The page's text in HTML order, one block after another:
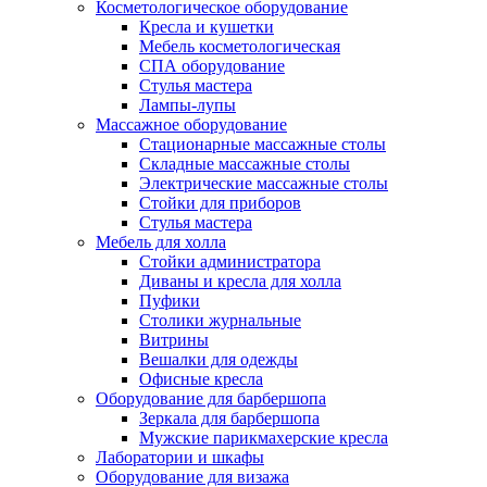
Косметологическое оборудование
Кресла и кушетки
Мебель косметологическая
СПА оборудование
Стулья мастера
Лампы-лупы
Массажное оборудование
Стационарные массажные столы
Складные массажные столы
Электрические массажные столы
Стойки для приборов
Стулья мастера
Мебель для холла
Стойки администратора
Диваны и кресла для холла
Пуфики
Столики журнальные
Витрины
Вешалки для одежды
Офисные кресла
Оборудование для барбершопа
Зеркала для барбершопа
Мужские парикмахерские кресла
Лаборатории и шкафы
Оборудование для визажа